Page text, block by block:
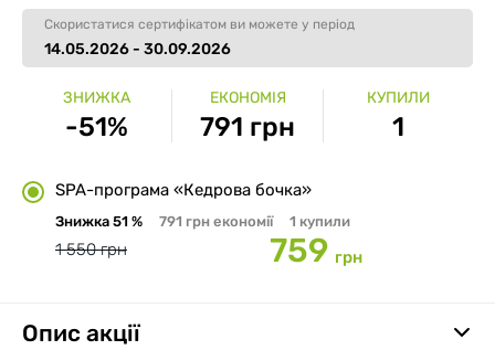
Скористатися сертифікатом ви можете у період
14.05.2026 - 30.09.2026
ЗНИЖКА
-51%
ЕКОНОМІЯ
791 грн
КУПИЛИ
1
SPA-програма «Кедрова бочка»
Знижка 51 % 791 грн економії 1 купили
1 550 грн 759 грн
Опис акції